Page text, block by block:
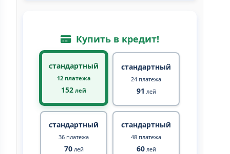
Купить в кредит!
стандартный
12 платежа
152 лей
стандартный
24 платежа
91 лей
стандартный
36 платежа
70лей
стандартный
48 платежа
60лей